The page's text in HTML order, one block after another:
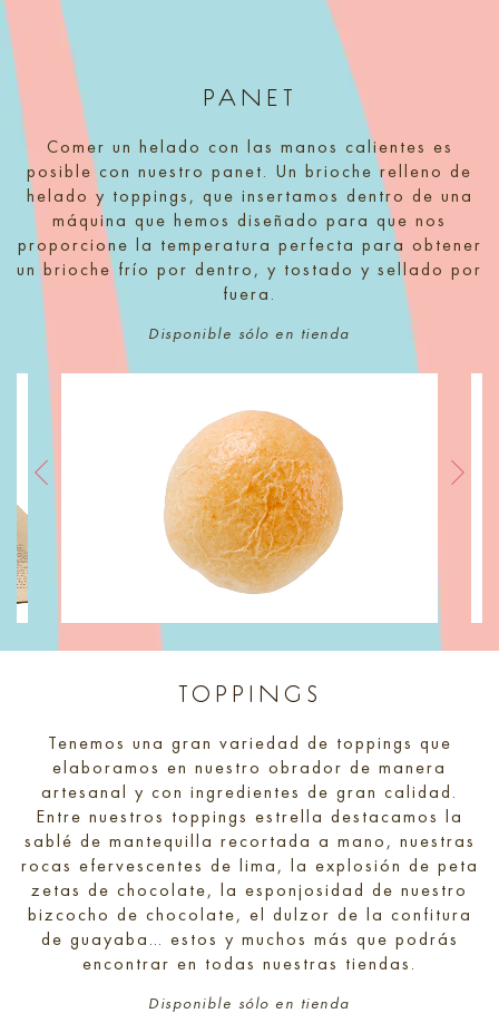
PANET
Comer un helado con las manos calientes es
posible con nuestro panet. Un brioche relleno de
helado y toppings, que insertamos dentro de una
máquina que hemos diseñado para que nos
proporcione la temperatura perfecta para obtener
un brioche frío por dentro, y tostado y sellado por
fuera.
Disponible sólo en tienda
TOPPINGS
Tenemos una gran variedad de toppings que
elaboramos en nuestro obrador de manera
artesanal y con ingredientes de gran calidad.
Entre nuestros toppings estrella destacamos la
sablé de mantequilla recortada a mano, nuestras
rocas efervescentes de lima, la explosión de peta
zetas de chocolate, la esponjosidad de nuestro
bizcocho de chocolate, el dulzor de la confitura
de guayaba… estos y muchos más que podrás
encontrar en todas nuestras tiendas.
Disponible sólo en tienda